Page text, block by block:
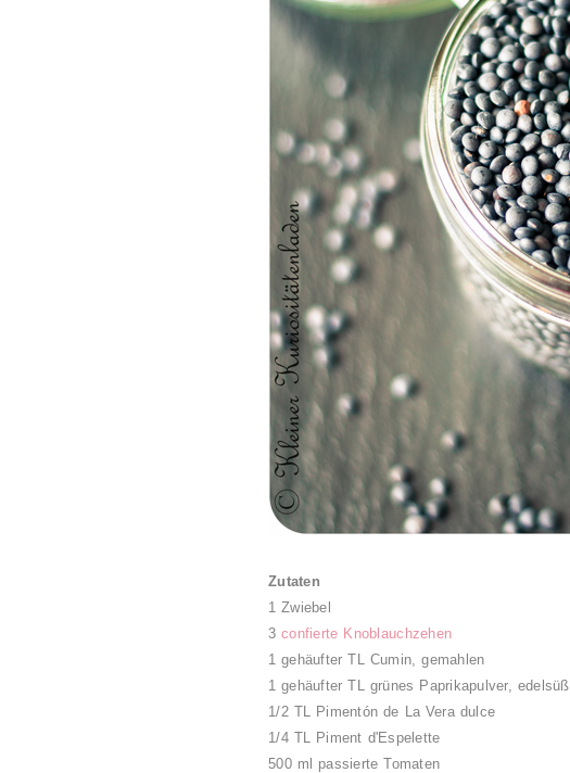
Zutaten
1 Zwiebel
3confierte Knoblauchzehen
1 gehäufter TL Cumin, gemahlen
1 gehäufter TL grünes Paprikapulver, edelsüß
1/2 TL Pimentón de La Vera dulce
1/4 TL Piment d'Espelette
500 ml passierte Tomaten